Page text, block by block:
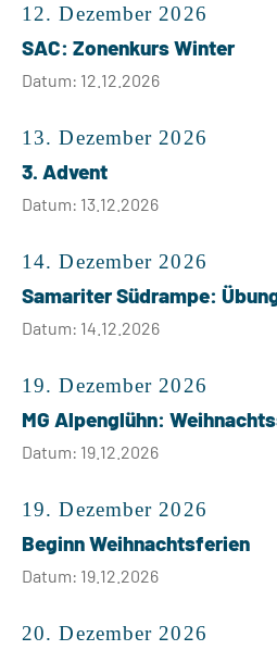
12. Dezember 2026
SAC: Zonenkurs Winter
Datum: 12.12.2026
13. Dezember 2026
3. Advent
Datum: 13.12.2026
14. Dezember 2026
Samariter Südrampe:
Datum: 14.12.2026
19. Dezember 2026
MG Alpenglühn:
Datum: 19.12.2026
19. Dezember 2026
Beginn Weihnachtsferien
Datum: 19.12.2026
20. Dezember 2026